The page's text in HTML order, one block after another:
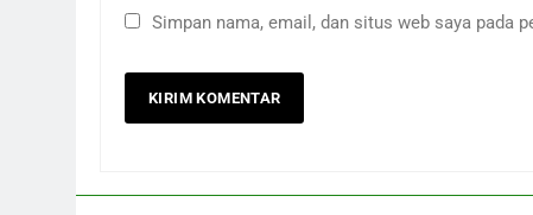
Simpan nama, email, dan situs web saya pada